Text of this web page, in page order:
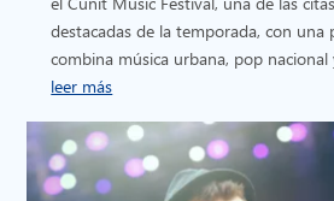
destacadas de la temporada, con una
combina música urbana, pop nacional
leer más